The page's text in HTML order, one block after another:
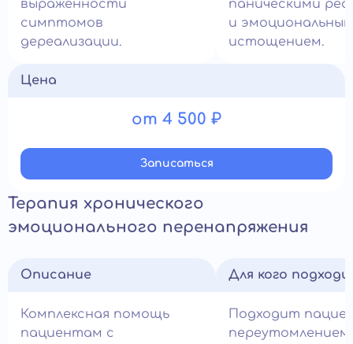
выраженности
симптомов
дереализации.
паническими
и эмоциональным
истощением.
Цена
от 4 500 ₽
Записатьcя
Терапия хронического
эмоционального перенапряжения
Описание
Комплексная помощь
пациентам с
Для кого
Подходит
переутомлением,